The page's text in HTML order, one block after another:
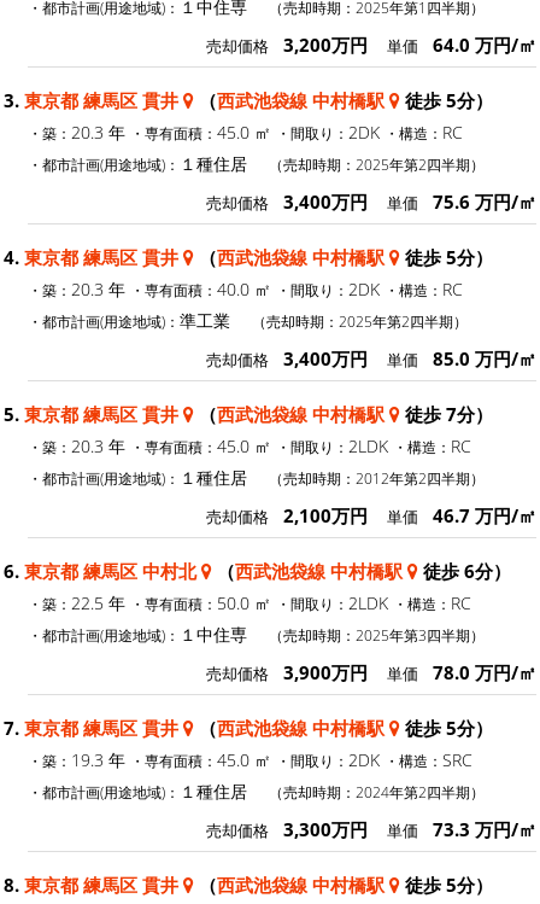
・都市計画(用途地域)： １中住専 （売却時期：2025年第1四半期）
売却価格 3,200万円 単価 64.0 万円/㎡
3. 東京都 練馬区 貫井 （西武池袋線 中村橋駅 徒歩 5分）
・築： 20.3 年 ・専有面積： 45.0 ㎡ ・間取り： 2DK ・構造： RC
・都市計画(用途地域)： １種住居 （売却時期：2025年第2四半期）
売却価格 3,400万円 単価 75.6 万円/㎡
4. 東京都 練馬区 貫井 （西武池袋線 中村橋駅 徒歩 5分）
・築： 20.3 年 ・専有面積： 40.0 ㎡ ・間取り： 2DK ・構造： RC
・都市計画(用途地域)： 準工業 （売却時期：2025年第2四半期）
売却価格 3,400万円 単価 85.0 万円/㎡
5. 東京都 練馬区 貫井 （西武池袋線 中村橋駅 徒歩 7分）
・築： 20.3 年 ・専有面積： 45.0 ㎡ ・間取り： 2LDK ・構造： RC
・都市計画(用途地域)： １種住居 （売却時期：2012年第2四半期）
売却価格 2,100万円 単価 46.7 万円/㎡
6. 東京都 練馬区 中村北 （西武池袋線 中村橋駅 徒歩 6分）
・築： 22.5 年 ・専有面積： 50.0 ㎡ ・間取り： 2LDK ・構造： RC
・都市計画(用途地域)： １中住専 （売却時期：2025年第3四半期）
売却価格 3,900万円 単価 78.0 万円/㎡
7. 東京都 練馬区 貫井 （西武池袋線 中村橋駅 徒歩 5分）
・築： 19.3 年 ・専有面積： 45.0 ㎡ ・間取り： 2DK ・構造： SRC
・都市計画(用途地域)： １種住居 （売却時期：2024年第2四半期）
売却価格 3,300万円 単価 73.3 万円/㎡
8. 東京都 練馬区 貫井 （西武池袋線 中村橋駅 徒歩 5分）